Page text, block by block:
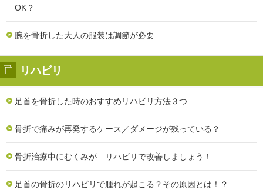
OK？
腕を骨折した大人の服装は調節が必要
リハビリ
足首を骨折した時のおすすめリハビリ方法３つ
骨折で痛みが再発するケース／ダメージが残っている？
骨折治療中にむくみが…リハビリで改善しましょう！
足首の骨折のリハビリで腫れが起こる？その原因とは！？